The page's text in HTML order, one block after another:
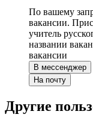
По вашему
вакансии.
учитель
названии
вакансии
В мессенджер
На почту
Другие